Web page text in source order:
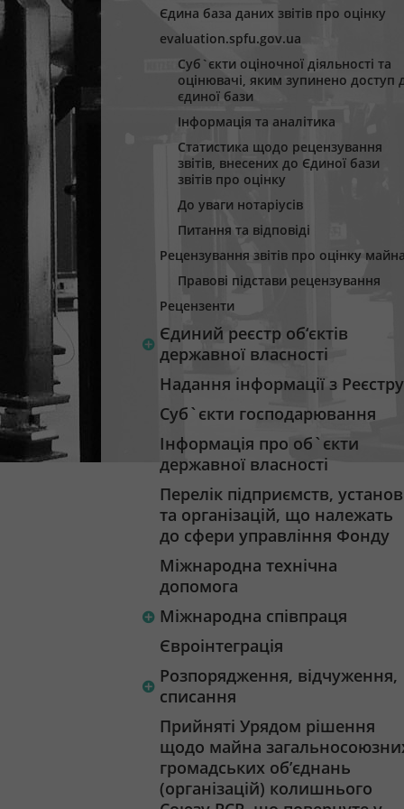
Єдина база даних звітів про оцінку
evaluation.spfu.gov.ua
Суб`єкти оціночної діяльності та
оцінювачі, яким зупинено доступ
єдиної бази
Інформація та аналітика
Статистика щодо рецензування
звітів, внесених до Єдиної бази
звітів про оцінку
До уваги нотаріусів
Питання та відповіді
Рецензування звітів про оцінку
Правові підстави рецензування
Рецензенти
Єдиний реєстр об‘єктів
державної власності
Надання інформації з Реєстру
Суб`єкти господарювання
Інформація про об`єкти
державної власності
Перелік підприємств, установ
та організацій, що належать
до сфери управління Фонду
Міжнародна технічна
допомога
Міжнародна співпраця
Євроінтеграція
Розпорядження, відчуження,
списання
Прийняті Урядом рішення
щодо майна
громадських об’єднань
(організацій) колишнього